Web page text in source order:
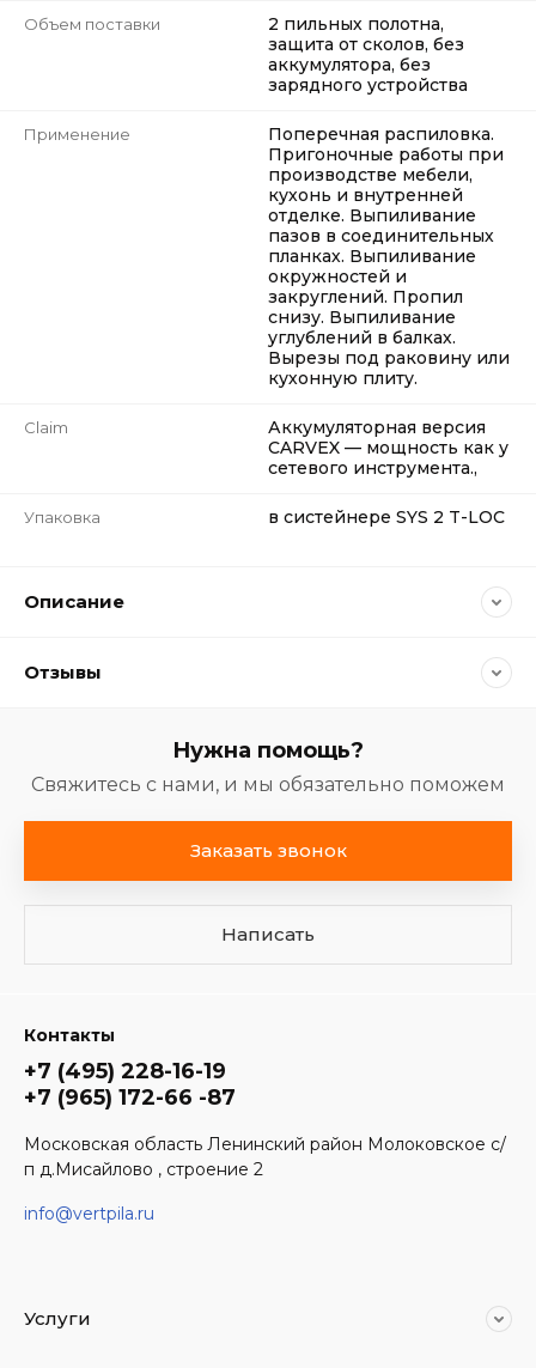
Объем поставки
2 пильных полотна,
защита от сколов, без
аккумулятора, без
зарядного устройства
Применение
Поперечная распиловка.
Пригоночные работы при
производстве мебели,
кухонь и внутренней
отделке. Выпиливание
пазов в соединительных
планках. Выпиливание
окружностей и
закруглений. Пропил
снизу. Выпиливание
углублений в балках.
Вырезы под раковину или
кухонную плиту.
Claim
Аккумуляторная версия
CARVEX — мощность как у
сетевого инструмента.,
Упаковка в систейнере SYS 2 T-LOC
Описание
Отзывы
Нужна помощь?
Свяжитесь с нами, и мы обязательно поможем
Заказать звонок
Написать
Контакты
+7 (495) 228-16-19
+7 (965) 172-66 -87
Московская область Ленинский район Молоковское с/
п д.Мисайлово , строение 2
info@vertpila.ru
Услуги